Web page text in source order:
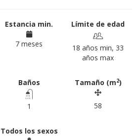
Estancia min.
7 meses
Límite de edad
18 años min, 33
años max
Baños
1
Tamaño (m2)
58
Todos los sexos